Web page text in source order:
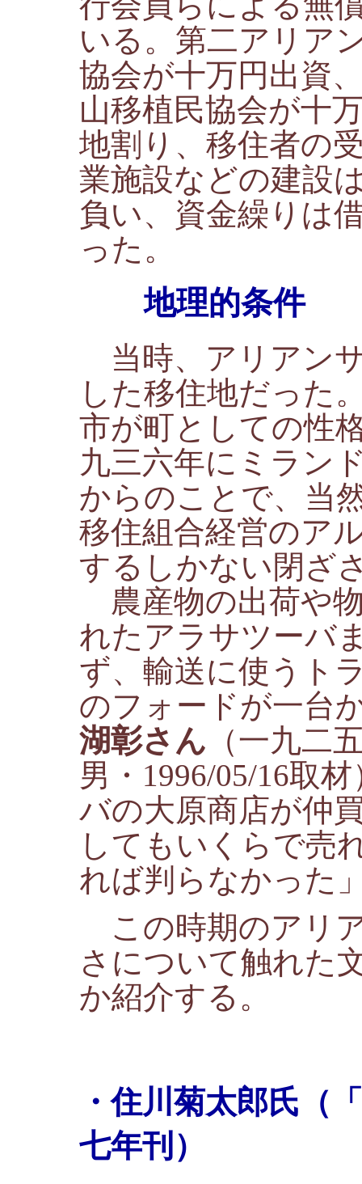
いる。第二アリア
協会が十万円出資
山移植民協会が十
地割り、移住者の
業施設などの建設
負い、資金繰りは
った。
地理的条件
当時、アリアン
した移住地だった
市が町としての性
九三六年にミラン
からのことで、当
移住組合経営のア
するしかない閉ざ
農産物の出荷や
れたアラサツーバ
ず、輸送に使うト
のフォードが一台
湖彰さん （一九二
男・1996/05/16取
バの大原商店が仲
してもいくらで売
れば判らなかった
この時期のアリ
さについて触れた
か紹介する。
・住川菊太郎氏（
七年刊）